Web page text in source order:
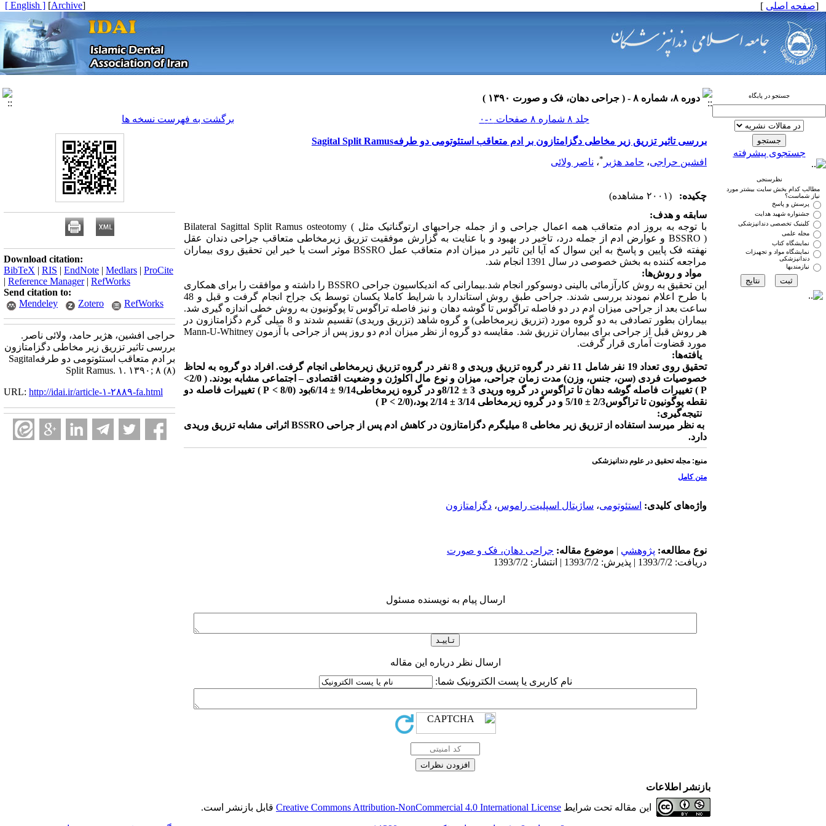
[صفحه اصلی ]
[
Archive
]
[ English ]
جستجو در پایگاه
جستجوی پیشرفته
نظرسنجی
مطالب کدام بخش سایت بیشتر مورد
نیاز شماست؟
پرسش و پاسخ
جشنواره شهید هدایت
کلینیک تخصصی دندانپزشکی
مجله علمی
نمایشگاه کتاب
نمایشگاه مواد و تجهیزات
دندانپزشکی
نیازمندیها
دوره ۸، شماره ۸ - ( جراحی دهان، فک و صورت ۱۳۹۰ )
جلد ۸ شماره ۸ صفحات ۰-۰
برگشت به فهرست نسخه ها
بررسی تاثیر تزریق زیر مخاطی دگزامتازون بر ادم متعاقب استئوتومی دو طرفهSagital Split Ramus
افشین حراجی، حامد هژبر *، ناصر ولائی
چکیده:
(۲۰۰۱ مشاهده)
سابقه و هدف:
با توجه به بروز ادم متعاقب همه اعمال جراحی و از جمله جراحی­های ارتوگناتیک مثل Bilateral Sagittal Split Ramus osteotomy (
BSSRO ) و عوارض ادم از جمله درد، تاخیر در بهبود و با عنایت به گزارش موفقیت تزریق زیرمخاطی متعاقب جراحی دندان عقل
نهفته فک پایین و پاسخ به این سوال که آیا این تاثیر در میزان ادم متعاقب عمل BSSRO موثر است یا خیر این تحقیق روی بیماران
مراجعه کننده به بخش خصوصی در سال 1391 انجام شد.
مواد و روش‌ها:
این تحقیق به روش کارآزمائی بالینی دوسوکور انجام شد.بیمارانی که اندیکاسیون جراحی BSSRO را داشته و موافقت را برای همکاری
با طرح اعلام نمودند بررسی شدند. جراحی طبق روش استاندارد با شرایط کاملا یکسان توسط یک جراح انجام گرفت و قبل و 48
ساعت بعد از جراحی میزان ادم در دو فاصله تراگوس تا گوشه دهان و نیز فاصله تراگوس تا پوگونیون به روش خطی اندازه گیری شد.
بیماران بطور تصادفی به دو گروه مورد (تزریق زیرمخاطی) و گروه شاهد (تزریق وریدی) تقسیم شدند و 8 میلی گرم دگزامتازون در
هر روش قبل از جراحی برای بیماران تزریق شد. مقایسه دو گروه از نظر میزان ادم دو روز پس از جراحی با آزمون Mann-U-Whitney
مورد قضاوت آماری قرار گرفت.
یافته‌ها:
تحقیق روی تعداد 19 نفر شامل 11 نفر در گروه تزریق وریدی و 8 نفر در گروه تزریق زیرمخاطی انجام گرفت. افراد دو گروه به لحاظ
خصوصیات فردی (سن، جنس، وزن) مدت زمان جراحی، میزان و نوع مال اکلوژن و وضعیت اقتصادی – اجتماعی مشابه بودند. ( 2/0>
P ) تغییرات فاصله گوشه دهان تا تراگوس در گروه وریدی 3 ± 8/12و در گروه زیرمخاطی9/14 ± 6/14بود (8/0 > P ) تغییرات فاصله دو
نقطه پوگونیون تا تراگوس2/3 ± 5/10 و در گروه زیرمخاطی 3/14 ± 2/14 بود،(2/0 > P )
نتیجه‌گیری:
به نظر می­رسد استفاده از تزریق زیر مخاطی 8 میلیگرم دگزامتازون در کاهش ادم پس از جراحی BSSRO اثراتی مشابه تزریق وریدی
دارد.
منبع: مجله تحقیق در علوم دندانپزشکی
متن کامل
واژه‌های کلیدی: استئوتومی، ساژیتال اسپلیت راموس، دگزامتازون
نوع مطالعه: پژوهشي | موضوع مقاله: جراحی دهان، فک و صورت
دریافت: 1393/7/2 | پذیرش: 1393/7/2 | انتشار: 1393/7/2
ارسال پیام به نویسنده مسئول
ارسال نظر درباره این مقاله
نام کاربری یا پست الکترونیک شما:
Download citation:
BibTeX | RIS | EndNote | Medlars | ProCite
| Reference Manager| RefWorks
Send citation to:
Mendeley
Zotero RefWorks
حراجی افشین، هژبر حامد، ولائی ناصر.
بررسی تاثیر تزریق زیر مخاطی دگزامتازون
بر ادم متعاقب استئوتومی دو طرفهSagital
Split Ramus. ۱. ۱۳۹۰; ۸ (۸)
URL: http://idai.ir/article-۱-۲۸۸۹-fa.html
بازنشر اطلاعات
این مقاله تحت شرایط Creative Commons Attribution-NonCommercial 4.0 International License قابل بازنشر است.